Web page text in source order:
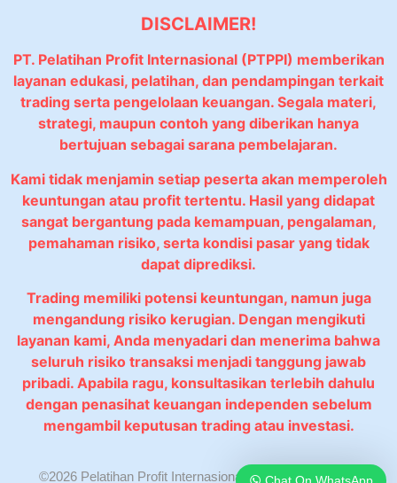
DISCLAIMER!
PT. Pelatihan Profit Internasional (PTPPI) memberikan
layanan edukasi, pelatihan, dan pendampingan terkait
trading serta pengelolaan keuangan. Segala materi,
strategi, maupun contoh yang diberikan hanya
bertujuan sebagai sarana pembelajaran.
Kami tidak menjamin setiap peserta akan memperoleh
keuntungan atau profit tertentu. Hasil yang didapat
sangat bergantung pada kemampuan, pengalaman,
pemahaman risiko, serta kondisi pasar yang tidak
dapat diprediksi.
Trading memiliki potensi keuntungan, namun juga
mengandung risiko kerugian. Dengan mengikuti
layanan kami, Anda menyadari dan menerima bahwa
seluruh risiko transaksi menjadi tanggung jawab
pribadi. Apabila ragu, konsultasikan terlebih dahulu
dengan penasihat keuangan independen sebelum
mengambil keputusan trading atau investasi.
©2026 Pelatihan Profit Internasional. All rights reserved.